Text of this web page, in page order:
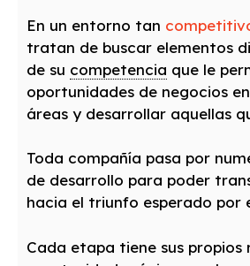
En un entorno tan
tratan de buscar elementos
de su competencia que le
oportunidades de negocios
áreas y desarrollar aquellas
Toda compañía pasa por
de desarrollo para poder
hacia el triunfo esperado por
Cada etapa tiene sus propios